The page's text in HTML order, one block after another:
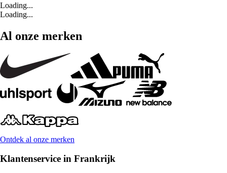
Loading...
Loading...
Al onze merken
Ontdek al onze merken
Klantenservice in Frankrijk